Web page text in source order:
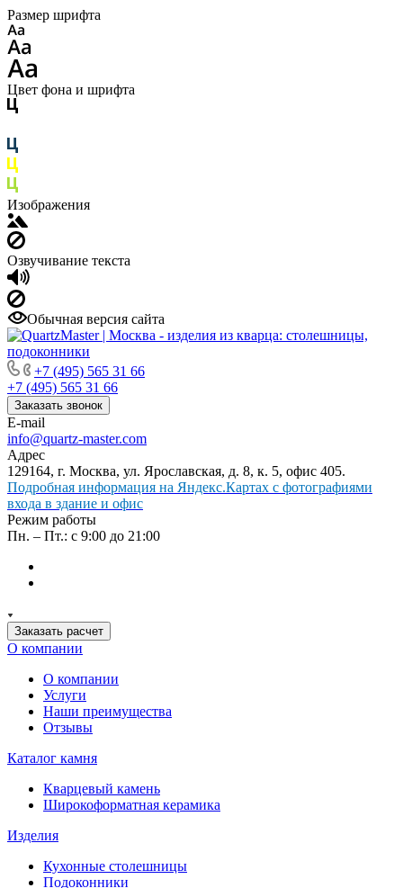
Размер шрифта
Цвет фона и шрифта
Изображения
Озвучивание текста
Обычная версия сайта
+7 (495) 565 31 66
+7 (495) 565 31 66
Заказать звонок
E-mail
info@quartz-master.com
Адрес
129164, г. Москва, ул. Ярославская, д. 8, к. 5, офис 405.
Подробная информация на Яндекс.Картах с фотографиями
входа в здание и офис
Режим работы
Пн. – Пт.: с 9:00 до 21:00
Заказать расчет
О компании
О компании
Услуги
Наши преимущества
Отзывы
Каталог камня
Кварцевый камень
Широкоформатная керамика
Изделия
Кухонные столешницы
Подоконники